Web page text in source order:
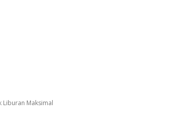
Liburan Maksimal